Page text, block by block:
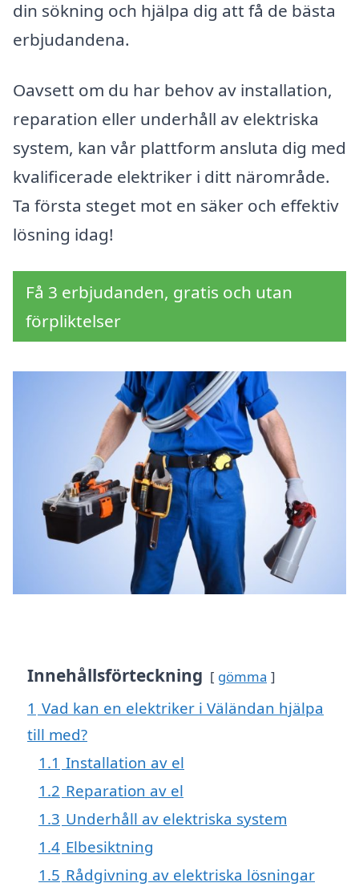
din sökning och hjälpa dig att få de bästa
erbjudandena.
Oavsett om du har behov av installation,
reparation eller underhåll av elektriska
system, kan vår plattform ansluta dig med
kvalificerade elektriker i ditt närområde.
Ta första steget mot en säker och effektiv
lösning idag!
Få 3 erbjudanden, gratis och utan
förpliktelser
Innehållsförteckning gömma
1 Vad kan en elektriker i Väländan hjälpa
till med?
1.1 Installation av el
1.2 Reparation av el
1.3 Underhåll av elektriska system
1.4 Elbesiktning
1.5 Rådgivning av elektriska lösningar